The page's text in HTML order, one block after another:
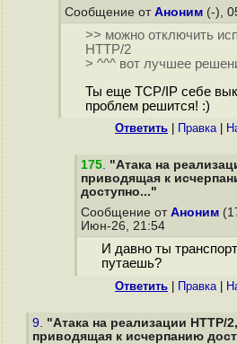
Сообщение от Аноним (-),
>> можно отключить
HTTP/2
> ^^^ вот лучшее
Ты еще TCP/IP себе
проблем решится! :)
Ответить Правка|
175. "Атака на
приводящая к
доступно..."
Сообщение от Аноним
Июн-26, 21:54
И давно ты
путаешь?
Ответить Правка|
9. "Атака на реализации HTTP/2,
приводящая к исчерпанию